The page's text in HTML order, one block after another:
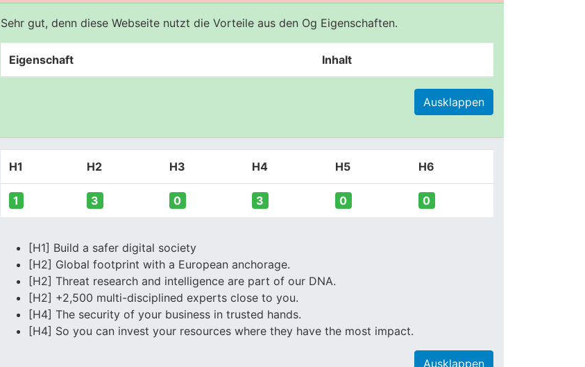
Sehr gut, denn diese Webseite nutzt die Vorteile aus den Og Eigenschaften.
Eigenschaft Inhalt
Ausklappen
H1 H2 H3 H4 H5 H6
1 3 0 3 0 0
[H1] Build a safer digital society
[H2] Global footprint with a European anchorage.
[H2] Threat research and intelligence are part of our DNA.
[H2] +2,500 multi-disciplined experts close to you.
[H4] The security of your business in trusted hands.
[H4] So you can invest your resources where they have the most impact.
Ausklappen